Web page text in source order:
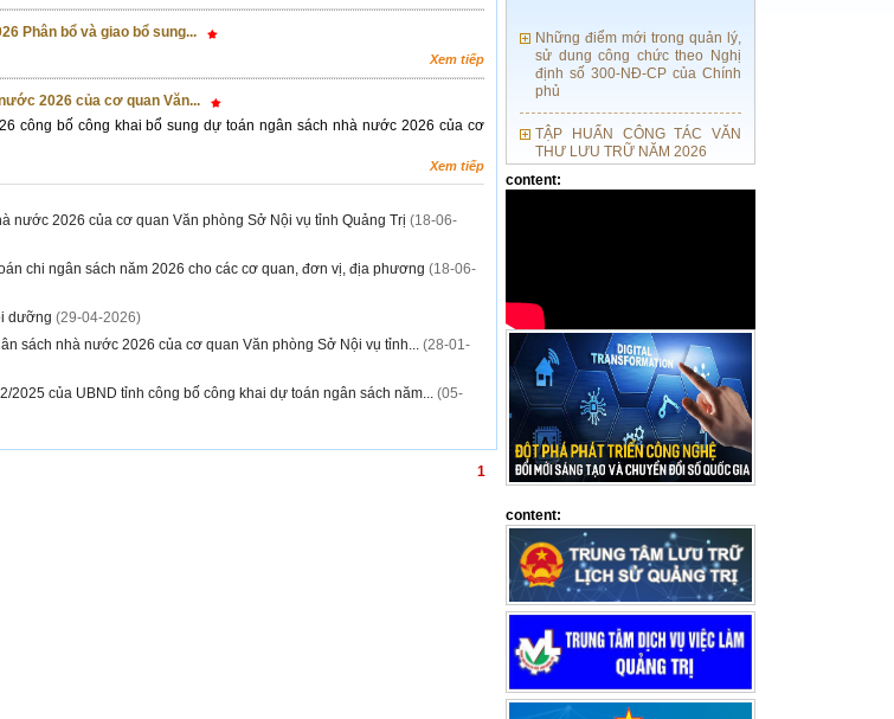
Phân bổ và giao bổ sung...
Xem tiếp
2026 của cơ quan Văn...
công bố công khai bổ sung dự toán ngân sách nhà nước 2026 của cơ
Xem tiếp
nước 2026 của cơ quan Văn phòng Sở Nội vụ tỉnh Quảng Trị (18-06-
chi ngân sách năm 2026 cho các cơ quan, đơn vị, địa phương (18-06-
dưỡng (29-04-2026)
sách nhà nước 2026 của cơ quan Văn phòng Sở Nội vụ tỉnh... (28-01-
2025 của UBND tỉnh công bố công khai dự toán ngân sách năm... (05-
1
Những điểm mới trong quản lý,
sử dung công chức theo Nghị
định số 300-NĐ-CP của Chính
phủ
TẬP HUẤN CÔNG TÁC VĂN
THƯ LƯU TRỮ NĂM 2026
LỊCH CÔNG TÁC CỦA LÃNH
động ở thôn, tổ dân phố
Quảng Trị: Viết tiếp bản hùng
ca tri ân bằng những hành
động thiết thực
content:
content: